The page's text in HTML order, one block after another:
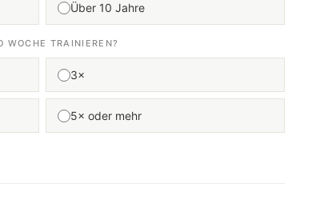
Über 10 Jahre
WOCHE TRAINIEREN?
3×
5× oder mehr